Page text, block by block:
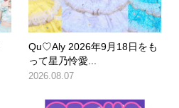
Qu♡Aly 2026年9月18日をも
って星乃怜愛...
2026.08.07